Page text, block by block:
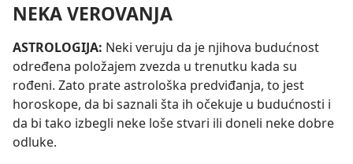
NEKA VEROVANJA
ASTROLOGIJA: Neki veruju da je njihova budućnost
određena položajem zvezda u trenutku kada su
rođeni. Zato prate astrološka predviđanja, to jest
horoskope, da bi saznali šta ih očekuje u budućnosti i
da bi tako izbegli neke loše stvari ili doneli neke dobre
odluke.